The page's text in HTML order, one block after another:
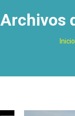
Archivos
Inicio